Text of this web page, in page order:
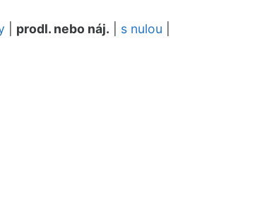
prodl. nebo náj. s nulou